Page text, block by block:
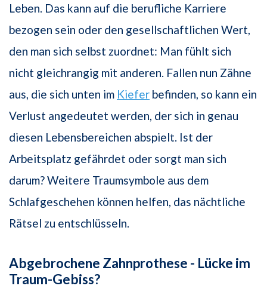
Leben. Das kann auf die berufliche Karriere
bezogen sein oder den gesellschaftlichen Wert,
den man sich selbst zuordnet: Man fühlt sich
nicht gleichrangig mit anderen. Fallen nun Zähne
aus, die sich unten im Kiefer befinden, so kann ein
Verlust angedeutet werden, der sich in genau
diesen Lebensbereichen abspielt. Ist der
Arbeitsplatz gefährdet oder sorgt man sich
darum? Weitere Traumsymbole aus dem
Schlafgeschehen können helfen, das nächtliche
Rätsel zu entschlüsseln.
Abgebrochene Zahnprothese - Lücke im
Traum-Gebiss?